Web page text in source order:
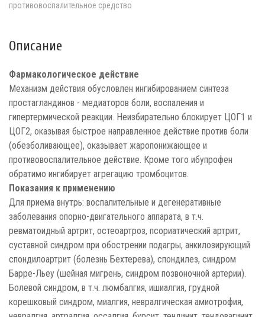
противовоспалительное средство
Описание
Фармакологическое действие
Механизм действия обусловлен ингибированием синтеза
простагландинов - медиаторов боли, воспаления и
гипертермической реакции. Неизбирательно блокирует ЦОГ1 и
ЦОГ2, оказывая быстрое направленное действие против боли
(обезболивающее), оказывает жаропонижающее и
противовоспалительное действие. Кроме того ибупрофен
обратимо ингибирует агрегацию тромбоцитов.
Показания к применению
Для приема внутрь: воспалительные и дегенеративные
заболевания опорно-двигательного аппарата, в т.ч.
ревматоидный артрит, остеоартроз, псориатический артрит,
суставной синдром при обострении подагры, анкилозирующий
спондилоартрит (болезнь Бехтерева), спондилез, синдром
Барре-Льеу (шейная мигрень, синдром позвоночной артерии).
Болевой синдром, в т.ч. люмбалгия, ишиалгия, грудной
корешковый синдром, миалгия, невралгическая амиотрофия,